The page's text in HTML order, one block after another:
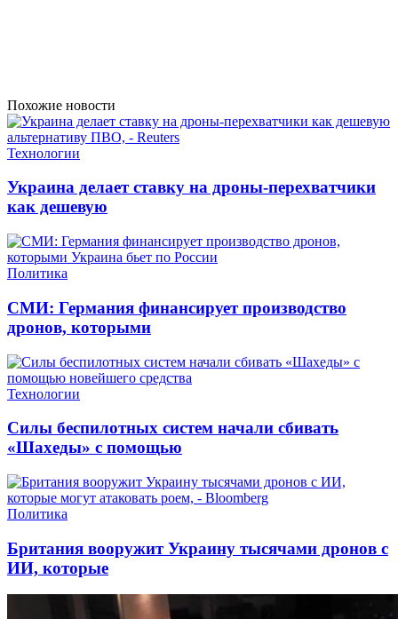
Похожие новости
Технологии
Украина делает ставку на дроны-перехватчики
как дешевую
Политика
СМИ: Германия финансирует производство
дронов, которыми
Технологии
Силы беспилотных систем начали сбивать
«Шахеды» с помощью
Политика
Британия вооружит Украину тысячами дронов с
ИИ, которые